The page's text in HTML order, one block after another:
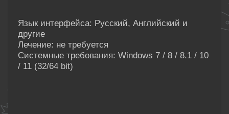
Язык интерфейса: Русский, Английский и
другие
Лечение: не требуется
Системные требования: Windows 7 / 8 / 8.1 / 10
/ 11 (32/64 bit)